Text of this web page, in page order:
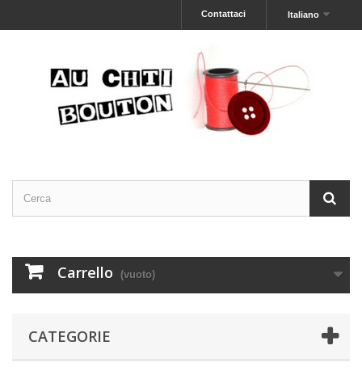
Italiano
Contattaci
Carrello (vuoto)
CATEGORIE